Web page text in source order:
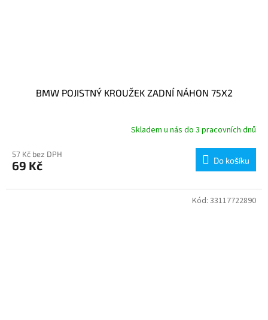
BMW POJISTNÝ KROUŽEK ZADNÍ NÁHON 75X2
Skladem u nás do 3 pracovních dnů
57 Kč bez DPH
69 Kč Do košíku
Kód: 33117722890